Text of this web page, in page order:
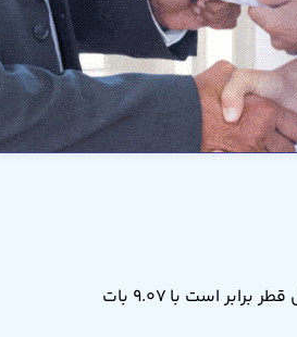
نرخ تبدیل ریال قطر به بات تایلند امروز پنجشنبه ۱۵ مرداد ۱۴۰۵ برابر ۹.۰۷ است. یعنی ۱ ریال قطر برابر است با ۹.۰۷ بات